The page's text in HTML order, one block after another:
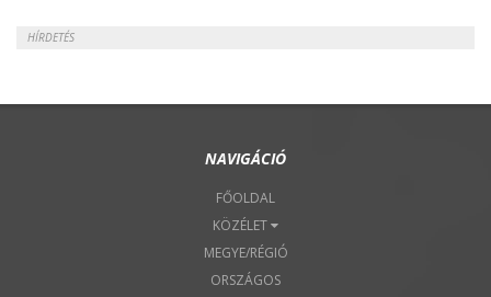
HÍRDETÉS
NAVIGÁCIÓ
FŐOLDAL
KÖZÉLET
MEGYE/RÉGIÓ
ORSZÁGOS